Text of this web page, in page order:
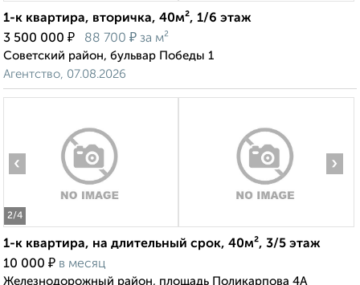
1-к квартира, вторичка, 40м², 1/6 этаж
3 500 000 ₽ 88 700 ₽ за м²
Советский район, бульвар Победы 1
Агентство, 07.08.2026
2/4
‹ ›
1-к квартира, на длительный срок, 40м², 3/5 этаж
10 000 ₽ в месяц
Железнодорожный район, площадь Поликарпова 4А